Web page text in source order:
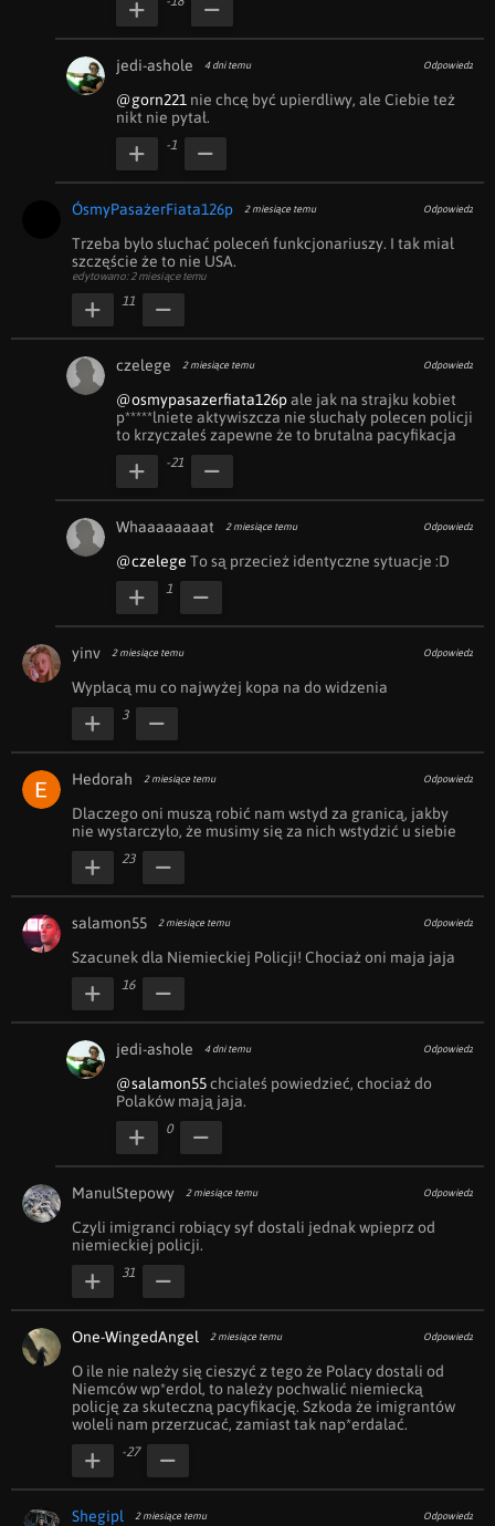
jedi-ashole 4 dni temu Odpowiedz
@gorn221 nie chcę być upierdliwy, ale Ciebie też
nikt nie pytał.
-1
ÓsmyPasażerFiata126p 2 miesiące temu Odpowiedz
Trzeba było słuchać poleceń funkcjonariuszy. I tak miał
szczęście że to nie USA.
edytowano: 2 miesiące temu
11
czelege 2 miesiące temu Odpowiedz
@osmypasazerfiata126p ale jak na strajku kobiet
p*****lniete aktywiszcza nie słuchały polecen policji
to krzyczałeś zapewne że to brutalna pacyfikacja
-21
Whaaaaaaaat 2 miesiące temu Odpowiedz
@czelege To są przecież identyczne sytuacje :D
1
yinv 2 miesiące temu Odpowiedz
Wypłacą mu co najwyżej kopa na do widzenia
3
Hedorah 2 miesiące temu Odpowiedz
Dlaczego oni muszą robić nam wstyd za granicą, jakby
nie wystarczyło, że musimy się za nich wstydzić u siebie
23
salamon55 2 miesiące temu Odpowiedz
Szacunek dla Niemieckiej Policji! Chociaż oni maja jaja
16
jedi-ashole 4 dni temu Odpowiedz
@salamon55 chciałeś powiedzieć, chociaż do
Polaków mają jaja.
0
ManulStepowy 2 miesiące temu Odpowiedz
Czyli imigranci robiący syf dostali jednak wpieprz od
niemieckiej policji.
31
One-WingedAngel 2 miesiące temu Odpowiedz
O ile nie należy się cieszyć z tego że Polacy dostali od
Niemców wp*erdol, to należy pochwalić niemiecką
policję za skuteczną pacyfikację. Szkoda że imigrantów
woleli nam przerzucać, zamiast tak nap*erdalać.
-27
Shegipl 2 miesiące temu Odpowiedz